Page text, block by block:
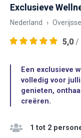
Exclusieve
Nederland Overijssel
5,0 /
Een exclusieve
volledig voor
genieten,
creëren.
1 tot 2